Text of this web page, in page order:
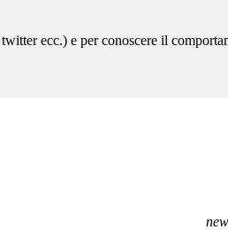
ecc.) e per conoscere il